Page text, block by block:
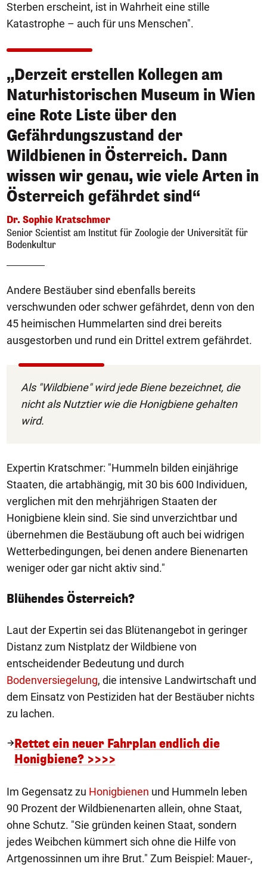
Sterben erscheint, ist in Wahrheit eine stille
Katastrophe – auch für uns Menschen".
„Derzeit erstellen Kollegen am
Naturhistorischen Museum in Wien
eine Rote Liste über den
Gefährdungszustand der
Wildbienen in Österreich. Dann
wissen wir genau, wie viele Arten in
Österreich gefährdet sind“
Dr. Sophie Kratschmer
Senior Scientist am Institut für Zoologie der Universität für
Bodenkultur
Andere Bestäuber sind ebenfalls bereits
verschwunden oder schwer gefährdet, denn von den
45 heimischen Hummelarten sind drei bereits
ausgestorben und rund ein Drittel extrem gefährdet.
Als "Wildbiene" wird jede Biene bezeichnet, die
nicht als Nutztier wie die Honigbiene gehalten
wird.
Expertin Kratschmer: "Hummeln bilden einjährige
Staaten, die artabhängig, mit 30 bis 600 Individuen,
verglichen mit den mehrjährigen Staaten der
Honigbiene klein sind. Sie sind unverzichtbar und
übernehmen die Bestäubung oft auch bei widrigen
Wetterbedingungen, bei denen andere Bienenarten
weniger oder gar nicht aktiv sind."
Blühendes Österreich?
Laut der Expertin sei das Blütenangebot in geringer
Distanz zum Nistplatz der Wildbiene von
entscheidender Bedeutung und durch
Bodenversiegelung, die intensive Landwirtschaft und
dem Einsatz von Pestiziden hat der Bestäuber nichts
zu lachen.
Rettet ein neuer Fahrplan endlich die
Honigbiene? >>>>
Im Gegensatz zu Honigbienen und Hummeln leben
90 Prozent der Wildbienenarten allein, ohne Staat,
ohne Schutz. "Sie gründen keinen Staat, sondern
jedes Weibchen kümmert sich ohne die Hilfe von
Artgenossinnen um ihre Brut." Zum Beispiel: Mauer-,